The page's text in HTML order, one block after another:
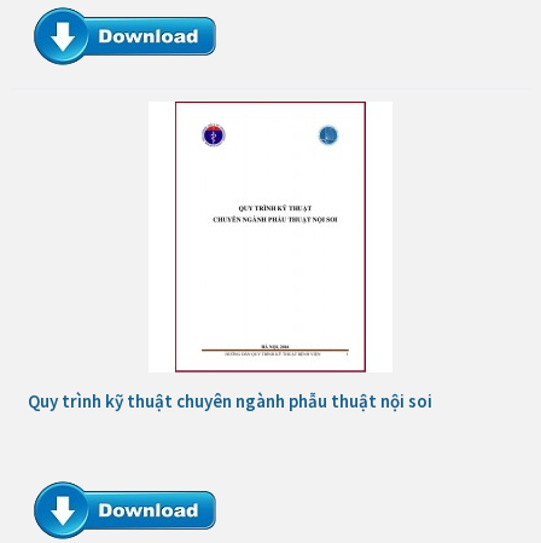
Quy trình kỹ thuật chuyên ngành phẫu thuật nội soi